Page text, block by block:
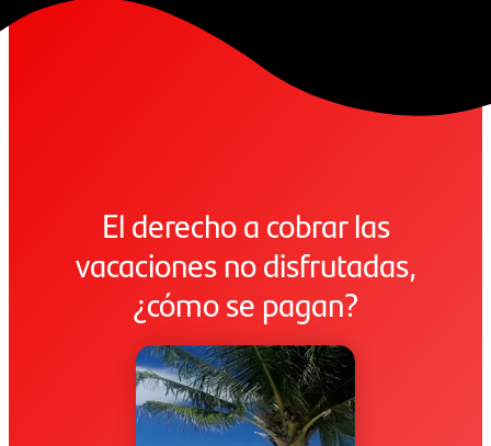
El derecho a cobrar las
vacaciones no disfrutadas,
¿cómo se pagan?